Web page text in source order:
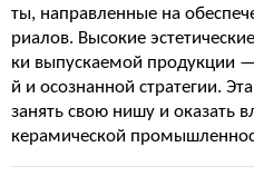
ты, направленные на
риалов. Высокие
ки выпускаемой продукции —
й и осознанной стратегии.
занять свою нишу и оказать
керамической